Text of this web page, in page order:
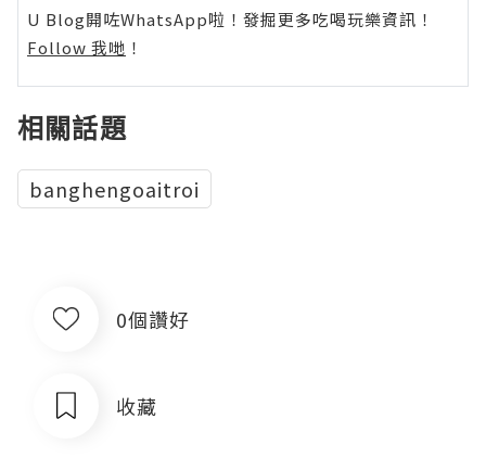
U Blog開咗WhatsApp啦！發掘更多吃喝玩樂資訊！
Follow 我哋 ！
相關話題
banghengoaitroi
0個讚好
收藏